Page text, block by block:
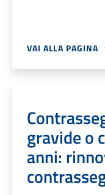
VAI ALLA PAGINA
gravide o
anni: